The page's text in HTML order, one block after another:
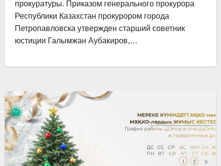
прокуратуры. Приказом генерального прокурора
Республики Казахстан прокурором города
Петропавловска утвержден старший советник
юстиции Галымжан Аубакиров,…